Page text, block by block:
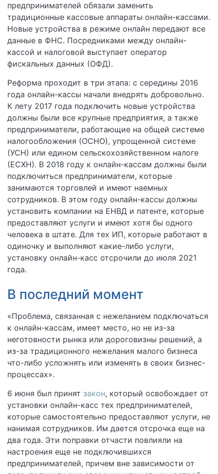
предпринимателей обязали заменить
традиционные кассовые аппараты онлайн-кассами.
Новые устройства в режиме онлайн передают все
данные в ФНС. Посредниками между онлайн-
кассой и налоговой выступает оператор
фискальных данных (ОФД).
Реформа проходит в три этапа: с середины 2016
года онлайн-кассы начали внедрять добровольно.
К лету 2017 года подключить новые устройства
должны были все крупные предприятия, а также
предприниматели, работающие на общей системе
налогообложения (ОСНО), упрощенной системе
(УСН) или едином сельскохозяйственном налоге
(ЕСХН). В 2018 году к онлайн-кассам должны были
подключиться предприниматели, которые
занимаются торговлей и имеют наемных
сотрудников. В этом году онлайн-кассы должны
установить компании на ЕНВД и патенте, которые
предоставляют услуги и имеют хотя бы одного
человека в штате. Для тех ИП, которые работают в
одиночку и выполняют какие-либо услуги,
установку онлайн-касс отсрочили до июля 2021
года.
В последний момент
«Проблема, связанная с нежеланием подключаться
к онлайн-кассам, имеет место, но не из-за
неготовности рынка или дороговизны решений, а
из-за традиционного нежелания малого бизнеса
что-либо усложнять или изменять в своих бизнес-
процессах».
6 июня был принят закон, который освобождает от
установки онлайн-касс тех предпринимателей,
которые самостоятельно предоставляют услуги, не
нанимая сотрудников. Им дается отсрочка еще на
два года. Эти поправки отчасти повлияли на
настроения еще не подключившихся
предпринимателей, причем вне зависимости от